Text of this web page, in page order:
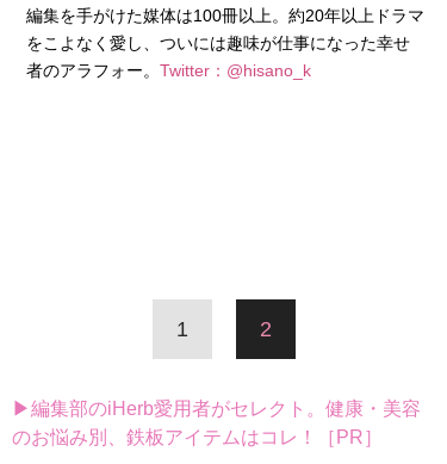
編集を手がけた媒体は100冊以上。約20年以上ドラマ
をこよなく愛し、ついには趣味が仕事になった幸せ
者のアラフォー。 Twitter：@hisano_k
1 2
▶編集部のiHerb愛用者がセレクト。健康・美容
のお悩み別、鉄板アイテムはコレ！［PR］